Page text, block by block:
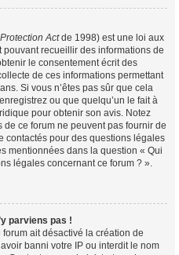
Actde 1998) est une loi aux
pouvant recueillir des informations de
le consentement écrit des
de ces informations permettant
Si vous n’êtes pas sûr que cela
ou que quelqu’un le fait à
pour obtenir son avis. Notez
ce forum ne peuvent pas fournir de
contactés pour des questions légales
mentionnées dans la question « Qui
légales concernant ce forum ? ».
parviens pas !
forum ait désactivé la création de
banni votre IP ou interdit le nom